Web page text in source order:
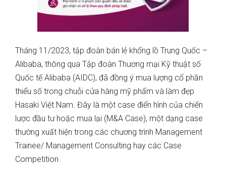
Tháng 11/2023, tập đoàn bán lẻ khổng lồ Trung Quốc –
Alibaba, thông qua Tập đoàn Thương mại Kỹ thuật số
Quốc tế Alibaba (AIDC), đã đồng ý mua lượng cổ phần
thiểu số trong chuỗi cửa hàng mỹ phẩm và làm đẹp
Hasaki Việt Nam. Đây là một case điển hình của chiến
lược đầu tư hoặc mua lại (M&A Case), một dạng case
thường xuất hiện trong các chương trình Management
Trainee/ Management Consulting hay các Case
Competition.